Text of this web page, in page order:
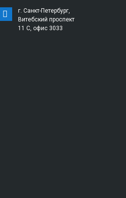
г. Санкт-Петербург,
Витебский проспект
11 С, офис 3033